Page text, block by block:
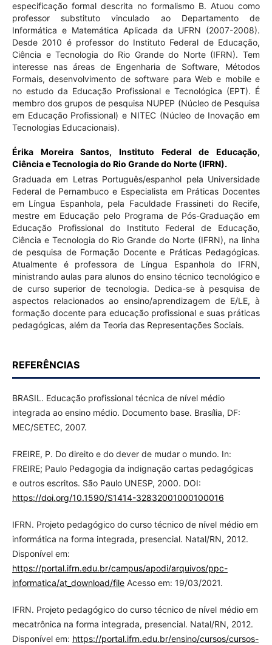
especificação formal descrita no formalismo B. Atuou como
professor substituto vinculado ao Departamento de
Informática e Matemática Aplicada da UFRN (2007-2008).
Desde 2010 é professor do Instituto Federal de Educação,
Ciência e Tecnologia do Rio Grande do Norte (IFRN). Tem
interesse nas áreas de Engenharia de Software, Métodos
Formais, desenvolvimento de software para Web e mobile e
no estudo da Educação Profissional e Tecnológica (EPT). É
membro dos grupos de pesquisa NUPEP (Núcleo de Pesquisa
em Educação Profissional) e NITEC (Núcleo de Inovação em
Tecnologias Educacionais).
Érika Moreira Santos, Instituto Federal de Educação,
Ciência e Tecnologia do Rio Grande do Norte (IFRN).
Graduada em Letras Português/espanhol pela Universidade
Federal de Pernambuco e Especialista em Práticas Docentes
em Língua Espanhola, pela Faculdade Frassineti do Recife,
mestre em Educação pelo Programa de Pós-Graduação em
Educação Profissional do Instituto Federal de Educação,
Ciência e Tecnologia do Rio Grande do Norte (IFRN), na linha
de pesquisa de Formação Docente e Práticas Pedagógicas.
Atualmente é professora de Língua Espanhola do IFRN,
ministrando aulas para alunos do ensino técnico tecnológico e
de curso superior de tecnologia. Dedica-se à pesquisa de
aspectos relacionados ao ensino/aprendizagem de E/LE, à
formação docente para educação profissional e suas práticas
pedagógicas, além da Teoria das Representações Sociais.
REFERÊNCIAS
BRASIL. Educação profissional técnica de nível médio
integrada ao ensino médio. Documento base. Brasília, DF:
MEC/SETEC, 2007.
FREIRE, P. Do direito e do dever de mudar o mundo. In:
FREIRE; Paulo Pedagogia da indignação cartas pedagógicas
e outros escritos. São Paulo UNESP, 2000. DOI:
https://doi.org/10.1590/S1414-32832001000100016
IFRN. Projeto pedagógico do curso técnico de nível médio em
informática na forma integrada, presencial. Natal/RN, 2012.
Disponível em:
https://portal.ifrn.edu.br/campus/apodi/arquivos/ppc-
informatica/at_download/fileAcesso em: 19/03/2021.
IFRN. Projeto pedagógico do curso técnico de nível médio em
mecatrônica na forma integrada, presencial. Natal/RN, 2012.
Disponível em: https://portal.ifrn.edu.br/ensino/cursos/cursos-